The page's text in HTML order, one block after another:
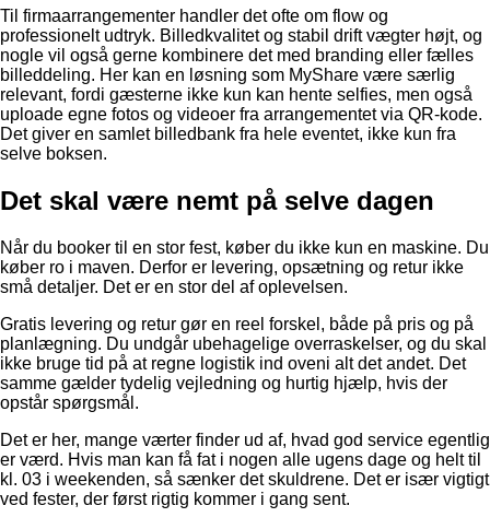
Til firmaarrangementer handler det ofte om flow og
professionelt udtryk. Billedkvalitet og stabil drift vægter højt, og
nogle vil også gerne kombinere det med branding eller fælles
billeddeling. Her kan en løsning som MyShare være særlig
relevant, fordi gæsterne ikke kun kan hente selfies, men også
uploade egne fotos og videoer fra arrangementet via QR-kode.
Det giver en samlet billedbank fra hele eventet, ikke kun fra
selve boksen.
Det skal være nemt på selve dagen
Når du booker til en stor fest, køber du ikke kun en maskine. Du
køber ro i maven. Derfor er levering, opsætning og retur ikke
små detaljer. Det er en stor del af oplevelsen.
Gratis levering og retur gør en reel forskel, både på pris og på
planlægning. Du undgår ubehagelige overraskelser, og du skal
ikke bruge tid på at regne logistik ind oveni alt det andet. Det
samme gælder tydelig vejledning og hurtig hjælp, hvis der
opstår spørgsmål.
Det er her, mange værter finder ud af, hvad god service egentlig
er værd. Hvis man kan få fat i nogen alle ugens dage og helt til
kl. 03 i weekenden, så sænker det skuldrene. Det er især vigtigt
ved fester, der først rigtig kommer i gang sent.